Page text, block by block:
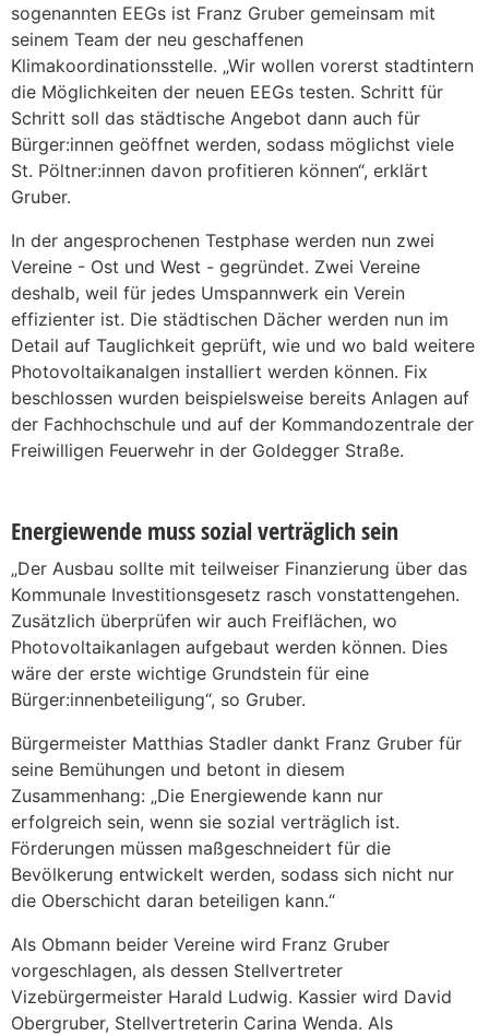
sogenannten EEGs ist Franz Gruber gemeinsam mit
seinem Team der neu geschaffenen
Klimakoordinationsstelle. „Wir wollen vorerst stadtintern
die Möglichkeiten der neuen EEGs testen. Schritt für
Schritt soll das städtische Angebot dann auch für
Bürger:innen geöffnet werden, sodass möglichst viele
St. Pöltner:innen davon profitieren können“, erklärt
Gruber.
In der angesprochenen Testphase werden nun zwei
Vereine - Ost und West - gegründet. Zwei Vereine
deshalb, weil für jedes Umspannwerk ein Verein
effizienter ist. Die städtischen Dächer werden nun im
Detail auf Tauglichkeit geprüft, wie und wo bald weitere
Photovoltaikanalgen installiert werden können. Fix
beschlossen wurden beispielsweise bereits Anlagen auf
der Fachhochschule und auf der Kommandozentrale der
Freiwilligen Feuerwehr in der Goldegger Straße.
Energiewende muss sozial verträglich sein
„Der Ausbau sollte mit teilweiser Finanzierung über das
Kommunale Investitionsgesetz rasch vonstattengehen.
Zusätzlich überprüfen wir auch Freiflächen, wo
Photovoltaikanlagen aufgebaut werden können. Dies
wäre der erste wichtige Grundstein für eine
Bürger:innenbeteiligung“, so Gruber.
Bürgermeister Matthias Stadler dankt Franz Gruber für
seine Bemühungen und betont in diesem
Zusammenhang: „Die Energiewende kann nur
erfolgreich sein, wenn sie sozial verträglich ist.
Förderungen müssen maßgeschneidert für die
Bevölkerung entwickelt werden, sodass sich nicht nur
die Oberschicht daran beteiligen kann.“
Als Obmann beider Vereine wird Franz Gruber
vorgeschlagen, als dessen Stellvertreter
Vizebürgermeister Harald Ludwig. Kassier wird David
Obergruber, Stellvertreterin Carina Wenda. Als